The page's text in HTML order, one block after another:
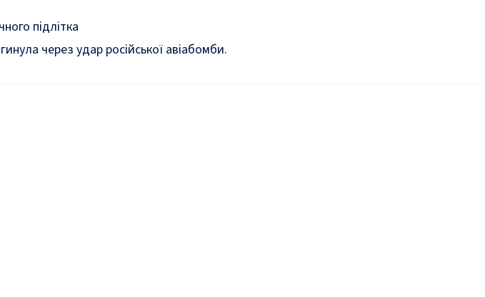
підлітка
через удар російської авіабомби.